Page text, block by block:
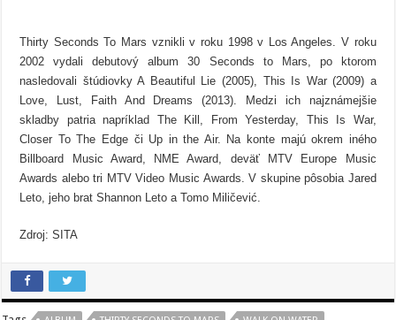
Thirty Seconds To Mars vznikli v roku 1998 v Los Angeles. V roku
2002 vydali debutový album 30 Seconds to Mars, po ktorom
nasledovali štúdiovky A Beautiful Lie (2005), This Is War (2009) a
Love, Lust, Faith And Dreams (2013). Medzi ich najznámejšie
skladby patria napríklad The Kill, From Yesterday, This Is War,
Closer To The Edge či Up in the Air. Na konte majú okrem iného
Billboard Music Award, NME Award, deväť MTV Europe Music
Awards alebo tri MTV Video Music Awards. V skupine pôsobia Jared
Leto, jeho brat Shannon Leto a Tomo Miličević.
Zdroj: SITA